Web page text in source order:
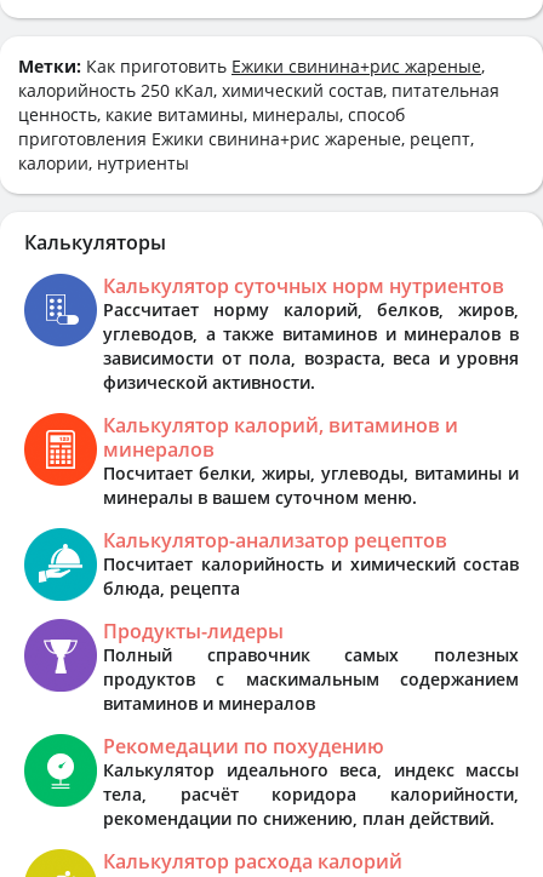
Метки: Как приготовить Ежики свинина+рис жареные,
калорийность 250 кКал, химический состав, питательная
ценность, какие витамины, минералы, способ
приготовления Ежики свинина+рис жареные, рецепт,
калории, нутриенты
Калькуляторы
Калькулятор суточных норм нутриентов
Рассчитает норму калорий, белков, жиров,
углеводов, а также витаминов и минералов в
зависимости от пола, возраста, веса и уровня
физической активности.
Калькулятор калорий, витаминов и
минералов
Посчитает белки, жиры, углеводы, витамины и
минералы в вашем суточном меню.
Калькулятор-анализатор рецептов
Посчитает калорийность и химический состав
блюда, рецепта
Продукты-лидеры
Полный справочник самых полезных
продуктов с маскимальным содержанием
витаминов и минералов
Рекомедации по похудению
Калькулятор идеального веса, индекс массы
тела, расчёт коридора калорийности,
рекомендации по снижению, план действий.
Калькулятор расхода калорий